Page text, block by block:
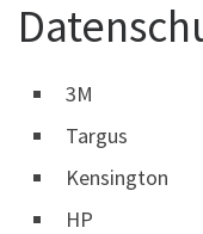
3M
Targus
Kensington
HP